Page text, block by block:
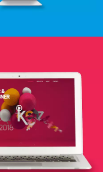
& -entwicklung